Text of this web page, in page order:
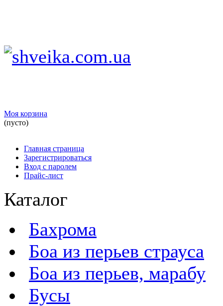
Моя корзина
(пусто)
Главная страница
Зарегистрироваться
Вход с паролем
Прайс-лист
Каталог
Бахрома
Боа из перьев страуса
Боа из перьев, марабу
Бусы